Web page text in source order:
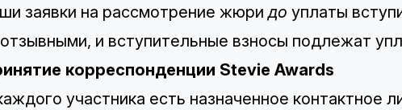
заявки на рассмотрение жюридо уплаты
и вступительные взносы подлежат
корреспонденции Stevie Awards
участника есть назначенное контактное